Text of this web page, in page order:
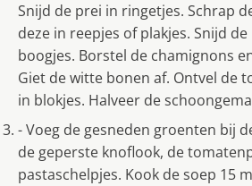
Snijd de prei in ringetjes. Schrap
deze in reepjes of plakjes. Snijd
boogjes. Borstel de chamignons
Giet de witte bonen af. Ontvel de
in blokjes. Halveer de
- Voeg de gesneden groenten bij
de geperste knoflook, de
pastaschelpjes. Kook de soep 15